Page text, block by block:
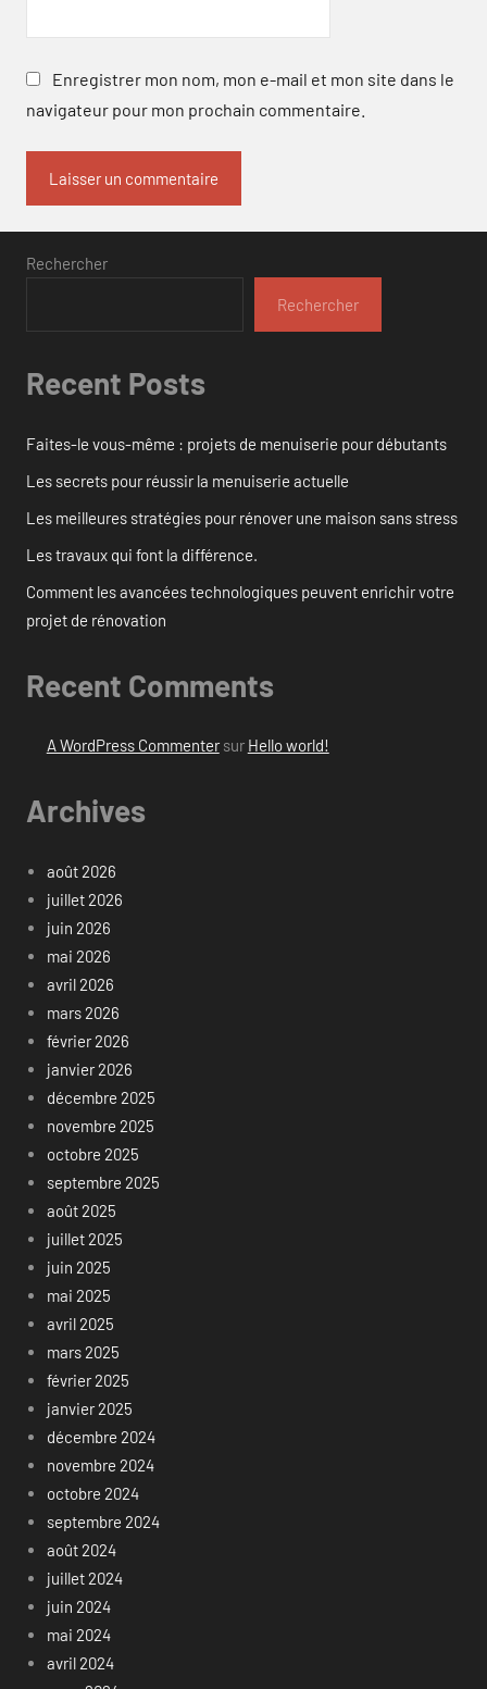
Enregistrer mon nom, mon e-mail et mon site dans le
navigateur pour mon prochain commentaire.
Rechercher
Rechercher
Recent Posts
Faites-le vous-même : projets de menuiserie pour débutants
Les secrets pour réussir la menuiserie actuelle
Les meilleures stratégies pour rénover une maison sans stress
Les travaux qui font la différence.
Comment les avancées technologiques peuvent enrichir votre
projet de rénovation
Recent Comments
A WordPress Commentersur Hello world!
Archives
août 2026
juillet 2026
juin 2026
mai 2026
avril 2026
mars 2026
février 2026
janvier 2026
décembre 2025
novembre 2025
octobre 2025
septembre 2025
août 2025
juillet 2025
juin 2025
mai 2025
avril 2025
mars 2025
février 2025
janvier 2025
décembre 2024
novembre 2024
octobre 2024
septembre 2024
août 2024
juillet 2024
juin 2024
mai 2024
avril 2024